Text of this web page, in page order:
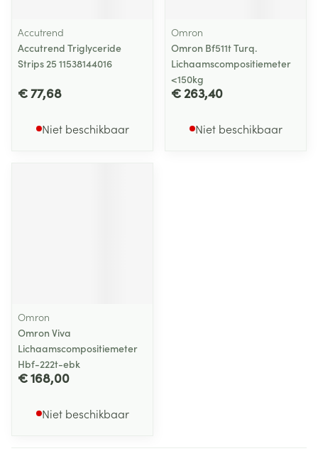
Accutrend
Accutrend Triglyceride
Strips 25 11538144016
€ 77,68
Niet beschikbaar
Omron
Omron Bf511t Turq.
Lichaamscompositiemeter
<150kg
€ 263,40
Niet beschikbaar
Omron
Omron Viva
Lichaamscompositiemeter
Hbf-222t-ebk
€ 168,00
Niet beschikbaar